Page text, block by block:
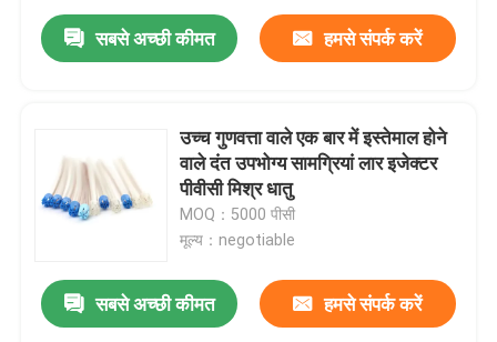
सबसे अच्छी कीमत हमसे संपर्क करें
उच्च गुणवत्ता वाले एक बार में इस्तेमाल होने
वाले दंत उपभोग्य सामग्रियां लार इजेक्टर
पीवीसी मिश्र धातु
MOQ：5000 पीसी
मूल्य：negotiable
सबसे अच्छी कीमत हमसे संपर्क करें